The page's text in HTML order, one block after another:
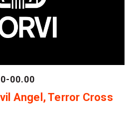
00.00
Angel, Terror Cross